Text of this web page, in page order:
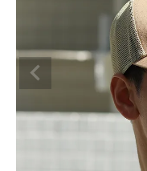
カテゴリー
スタイリング